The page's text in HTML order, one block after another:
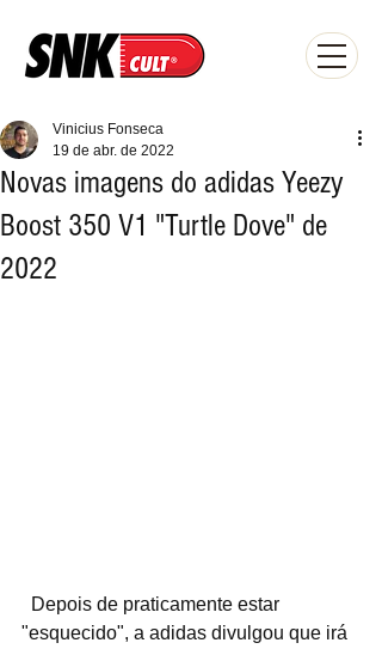
Novas imagens do adidas Yeezy
Boost 350 V1 "Turtle Dove" de
2022
Vinicius Fonseca
19 de abr. de 2022
"esquecido", a adidas divulgou que irá